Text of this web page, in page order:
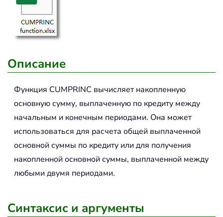
Описание
Функция CUMPRINC вычисляет накопленную
основную сумму, выплаченную по кредиту между
начальным и конечным периодами. Она может
использоваться для расчета общей выплаченной
основной суммы по кредиту или для получения
накопленной основной суммы, выплаченной между
любыми двумя периодами.
Синтаксис и аргументы